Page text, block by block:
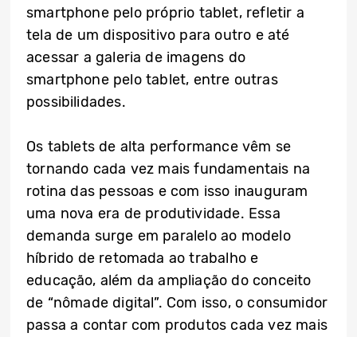
smartphone pelo próprio tablet, refletir a
tela de um dispositivo para outro e até
acessar a galeria de imagens do
smartphone pelo tablet, entre outras
possibilidades.
Os tablets de alta performance vêm se
tornando cada vez mais fundamentais na
rotina das pessoas e com isso inauguram
uma nova era de produtividade. Essa
demanda surge em paralelo ao modelo
híbrido de retomada ao trabalho e
educação, além da ampliação do conceito
de “nômade digital”. Com isso, o consumidor
passa a contar com produtos cada vez mais